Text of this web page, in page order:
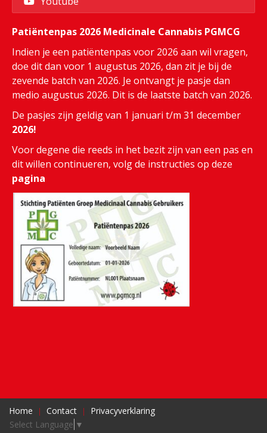
Patiëntenpas 2026 Medicinale Cannabis PGMCG
Indien je een patiëntenpas voor 2026 aan wil vragen,
doe dit dan voor 1 augustus 2026, dan zit je bij de
zevende batch van 2026. Je ontvangt je pasje dan
medio augustus 2026. Dit is de laatste batch van 2026.
De pasjes zijn geldig van 1 januari t/m 31 december
2026!
Voor degene die reeds in het bezit zijn van een pas en
dit willen continueren, volg de instructies op deze
pagina
Home Contact
Privacyverklaring
Select Language ▼